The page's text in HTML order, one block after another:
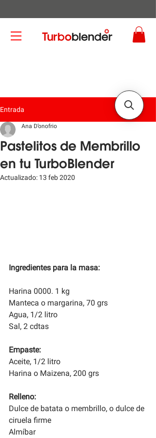
Entrada
Pastelitos de Membrillo
en tu TurboBlender
Ana D’onofrio
Actualizado: 13 feb 2020
Ingredientes para la masa:
Harina 0000. 1 kg
Manteca o margarina, 70 grs
Agua, 1/2 litro
Sal, 2 cdtas
Empaste:
Aceite, 1/2 litro
Harina o Maizena, 200 grs
Relleno:
Dulce de batata o membrillo, o dulce de
ciruela firme
Almíbar